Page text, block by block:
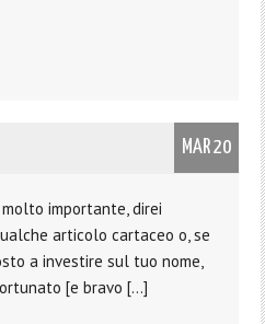
MAR 20
importante, direi
articolo cartaceo o, se
a investire sul tuo nome,
[e bravo […]